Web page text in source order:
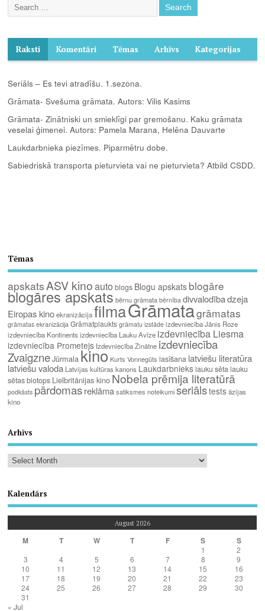
Raksti Komentāri Tēmas Arhīvs Kategorijas
Seriāls – Es tevi atradīšu. 1.sezona.
Grāmata- Svešuma grāmata. Autors: Vilis Kasims
Grāmata- Zinātniski un smieklīgi par gremošanu. Kaku grāmata
veselai ģimenei. Autors: Pamela Marana, Helēna Dauvarte
Laukdarbnieka piezīmes. Piparmētru dobe.
Sabiedriskā transporta pieturvieta vai ne pieturvieta? Atbild CSDD.
Tēmas
apskats ASV kinoauto blogs Blogu apskats blogāre
blogāres apskats bērnu grāmata bērnība divvalodībadzeja
Eiropas kino ekranizācija filmaGrāmatagrāmatas
grāmatas ekranizācija Grāmatplaukts grāmatu izstāde izdevniecība Jānis Roze
izdevniecība Kontinents izdevniecība Lauku Avīze izdevniecība Liesma
izdevniecība Prometejs Izdevniecība Zinātne izdevniecība
ZvaigzneJūrmala kino Kurts Vonnegūts lasīšana latviešu literatūra
latviešu valoda Latvijas kultūras kanons Laukdarbniekslauku sētalauku
sētas biotops Lielbritānijas kino Nobela prēmija literatūrā
podkāsts pārdomasreklāma satiksmes noteikumi seriālstests āzijas
kino
Arhīvs
Kalendārs
August 2026
M T W T F S S
1
2
3
4 5 6 7 8
9
10
11 12 13 14 15
16
17
18 19 20 21 22
23
24
25 26 27 28 29
30
31
« Jul